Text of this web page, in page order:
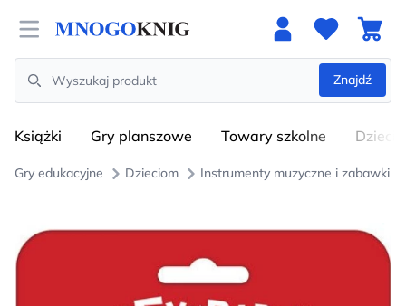
Open menu
Search
Znajdź
Książki Gry planszowe Towary szkolne
Gry edukacyjne Dzieciom Instrumenty muzyczne i zabawki